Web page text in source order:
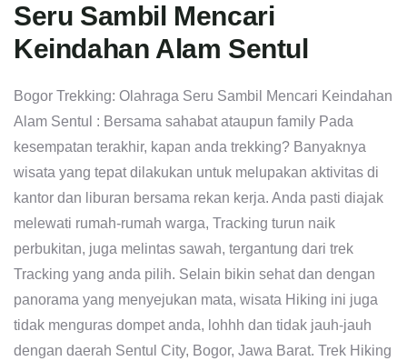
Seru Sambil Mencari
Keindahan Alam Sentul
Bogor Trekking: Olahraga Seru Sambil Mencari Keindahan
Alam Sentul : Bersama sahabat ataupun family Pada
kesempatan terakhir, kapan anda trekking? Banyaknya
wisata yang tepat dilakukan untuk melupakan aktivitas di
kantor dan liburan bersama rekan kerja. Anda pasti diajak
melewati rumah-rumah warga, Tracking turun naik
perbukitan, juga melintas sawah, tergantung dari trek
Tracking yang anda pilih. Selain bikin sehat dan dengan
panorama yang menyejukan mata, wisata Hiking ini juga
tidak menguras dompet anda, lohhh dan tidak jauh-jauh
dengan daerah Sentul City, Bogor, Jawa Barat. Trek Hiking